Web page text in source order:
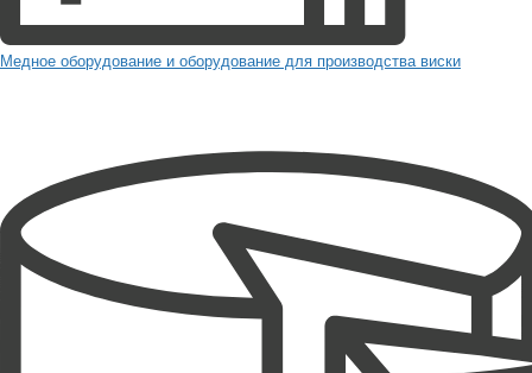
Медное оборудование и оборудование для производства виски